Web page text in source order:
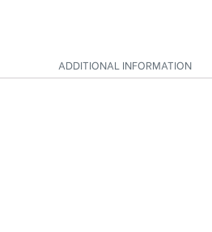
ADDITIONAL INFORMATION